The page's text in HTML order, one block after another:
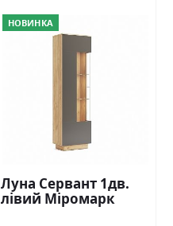
НОВИНКА
Луна Сервант 1дв.
лівий Міромарк